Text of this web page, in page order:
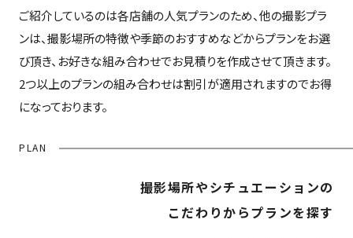
ご紹介しているのは各店舗の人気プランのため、他の撮影プラ
ンは、撮影場所の特徴や季節のおすすめなどからプランをお選
び頂き、お好きな組み合わせでお見積りを作成させて頂きます。
2つ以上のプランの組み合わせは割引が適用されますのでお得
になっております。
PLAN
撮影場所やシチュエーションの
こだわりからプランを探す